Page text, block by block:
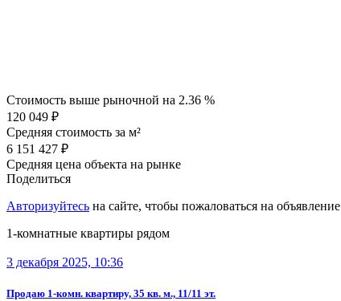
Стоимость выше рыночной на 2.36 %
120 049 ₽
Средняя стоимость за м²
6 151 427 ₽
Средняя цена объекта на рынке
Поделиться
Авторизуйтесь на сайте, чтобы пожаловаться на объявление
1-комнатные квартиры рядом
3 декабря 2025, 10:36
Продаю 1-комн. квартиру, 35 кв. м., 11/11 эт.